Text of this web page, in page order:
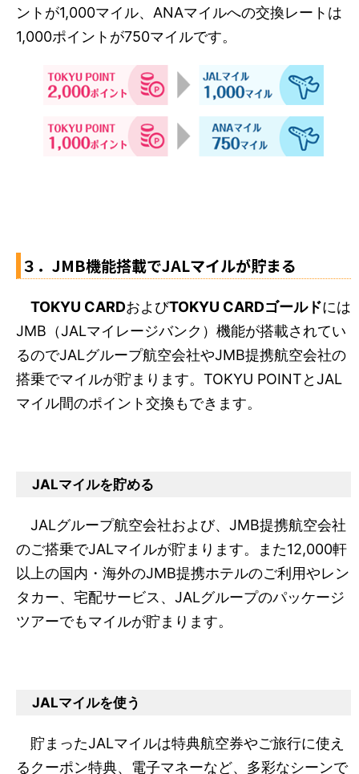
ントが1,000マイル、ANAマイルへの交換レートは
1,000ポイントが750マイルです。
３．JMB機能搭載でJALマイルが貯まる
TOKYU CARDおよびTOKYU CARDゴールドには
JMB（JALマイレージバンク）機能が搭載されてい
るのでJALグループ航空会社やJMB提携航空会社の
搭乗でマイルが貯まります。TOKYU POINTとJAL
マイル間のポイント交換もできます。
JALマイルを貯める
JALグループ航空会社および、JMB提携航空会社
のご搭乗でJALマイルが貯まります。また12,000軒
以上の国内・海外のJMB提携ホテルのご利用やレン
タカー、宅配サービス、JALグループのパッケージ
ツアーでもマイルが貯まります。
JALマイルを使う
貯まったJALマイルは特典航空券やご旅行に使え
るクーポン特典、電子マネーなど、多彩なシーンで